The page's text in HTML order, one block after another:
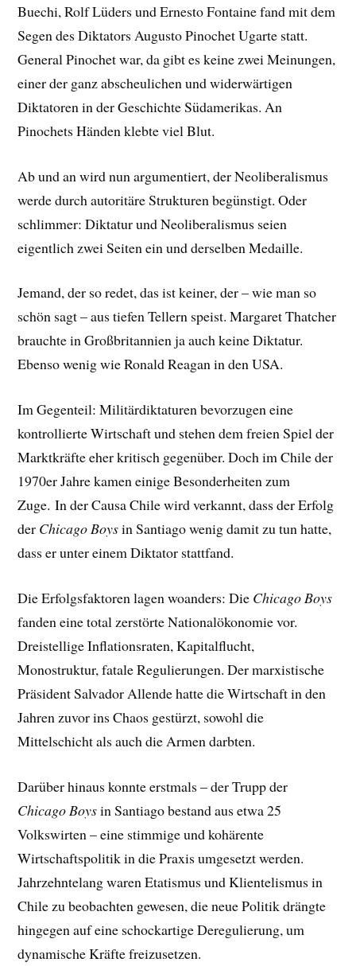
Buechi, Rolf Lüders und Ernesto Fontaine fand mit dem
Segen des Diktators Augusto Pinochet Ugarte statt.
General Pinochet war, da gibt es keine zwei Meinungen,
einer der ganz abscheulichen und widerwärtigen
Diktatoren in der Geschichte Südamerikas. An
Pinochets Händen klebte viel Blut.
Ab und an wird nun argumentiert, der Neoliberalismus
werde durch autoritäre Strukturen begünstigt. Oder
schlimmer: Diktatur und Neoliberalismus seien
eigentlich zwei Seiten ein und derselben Medaille.
Jemand, der so redet, das istkeiner, der – wie man so
schön sagt – aus tiefen Tellern speist. Margaret Thatcher
brauchte in Großbritannien ja auch keine Diktatur.
Ebenso wenig wie Ronald Reagan in den USA.
Im Gegenteil: Militärdiktaturen bevorzugen eine
kontrollierte Wirtschaft und stehen dem freien Spiel der
Marktkräfte eher kritisch gegenüber. Doch im Chile der
1970er Jahre kamen einige Besonderheiten zum
Zuge. In der Causa Chile wird verkannt, dass der Erfolg
der Chicago Boysin Santiago wenig damit zu tun hatte,
dass er unter einem Diktator stattfand.
Die Erfolgsfaktoren lagen woanders: Die Chicago Boys
fanden eine total zerstörte Nationalökonomie vor.
Dreistellige Inflationsraten, Kapitalflucht,
Monostruktur, fatale Regulierungen. Der marxistische
Präsident Salvador Allende hatte die Wirtschaft in den
Jahren zuvor ins Chaos gestürzt, sowohl die
Mittelschicht als auch die Armen darbten.
Darüber hinaus konnte erstmals – der Trupp der
Chicago Boysin Santiago bestand aus etwa 25
Volkswirten – eine stimmige und kohärente
Wirtschaftspolitik in die Praxis umgesetzt werden.
Jahrzehntelang waren Etatismus und Klientelismus in
Chile zu beobachten gewesen, die neue Politik drängte
hingegen auf eine schockartige Deregulierung, um
dynamische Kräfte freizusetzen.